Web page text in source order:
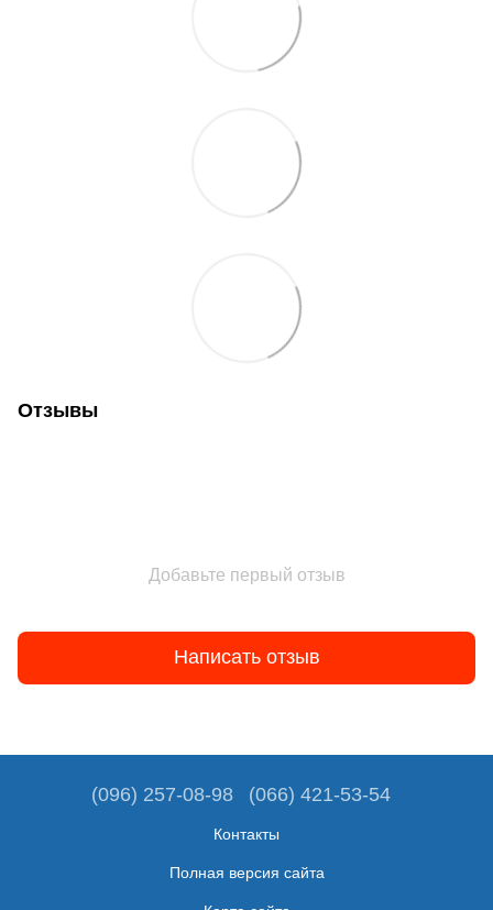
Отзывы
Добавьте первый отзыв
Написать отзыв
(096) 257-08-98 (066) 421-53-54
Контакты
Полная версия сайта